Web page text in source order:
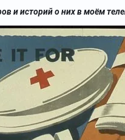
и историй о них в моём